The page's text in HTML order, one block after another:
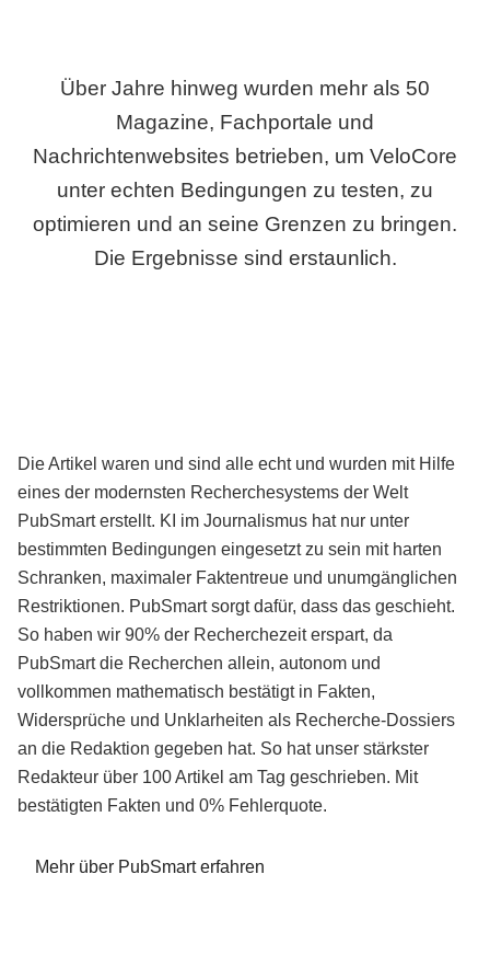
Über Jahre hinweg wurden mehr als 50
Magazine, Fachportale und
Nachrichtenwebsites betrieben, um VeloCore
unter echten Bedingungen zu testen, zu
optimieren und an seine Grenzen zu bringen.
Die Ergebnisse sind erstaunlich.
Die Artikel waren und sind alle echt und wurden mit Hilfe
eines der modernsten Recherchesystems der Welt
PubSmart erstellt. KI im Journalismus hat nur unter
bestimmten Bedingungen eingesetzt zu sein mit harten
Schranken, maximaler Faktentreue und unumgänglichen
Restriktionen. PubSmart sorgt dafür, dass das geschieht.
So haben wir 90% der Recherchezeit erspart, da
PubSmart die Recherchen allein, autonom und
vollkommen mathematisch bestätigt in Fakten,
Widersprüche und Unklarheiten als Recherche-Dossiers
an die Redaktion gegeben hat. So hat unser stärkster
Redakteur über 100 Artikel am Tag geschrieben. Mit
bestätigten Fakten und 0% Fehlerquote.
Mehr über PubSmart erfahren